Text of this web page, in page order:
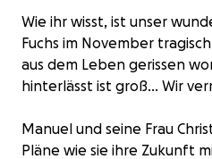
Wie ihr wisst, ist unser
Fuchs im November
aus dem Leben gerissen
hinterlässt ist groß… Wir
Manuel und seine Frau
Pläne wie sie ihre Zukunft